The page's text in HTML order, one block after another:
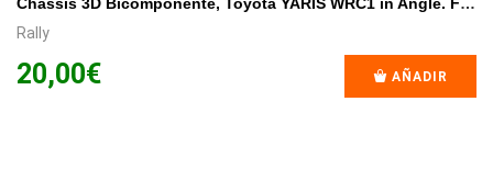
Rally
20,00€ AÑADIR